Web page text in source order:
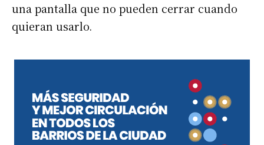
una pantalla que no pueden cerrar cuando
quieran usarlo.